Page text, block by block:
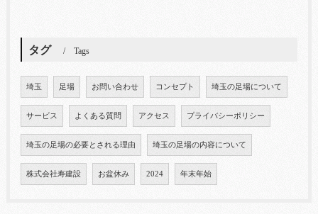
タグ Tags
埼玉 足場 お問い合わせ コンセプト 埼玉の足場について
サービス よくある質問 アクセス プライバシーポリシー
埼玉の足場の必要とされる理由 埼玉の足場の内容について
株式会社寿建設 お盆休み 2024 年末年始